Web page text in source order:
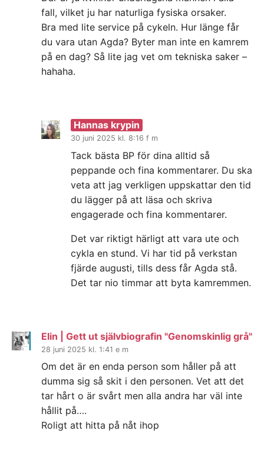
fall, vilket ju har naturliga fysiska orsaker.
Bra med lite service på cykeln. Hur länge får
du vara utan Agda? Byter man inte en kamrem
på en dag? Så lite jag vet om tekniska saker –
hahaha.
Hannas krypin
30 juni 2025 kl. 8:16 f m
Tack bästa BP för dina alltid så
peppande och fina kommentarer. Du ska
veta att jag verkligen uppskattar den tid
du lägger på att läsa och skriva
engagerade och fina kommentarer.
Det var riktigt härligt att vara ute och
cykla en stund. Vi har tid på verkstan
fjärde augusti, tills dess får Agda stå.
Det tar nio timmar att byta kamremmen.
Elin | Gett ut självbiografin "Genomskinlig grå"
28 juni 2025 kl. 1:41 e m
Om det är en enda person som håller på att
dumma sig så skit i den personen. Vet att det
tar hårt o är svårt men alla andra har väl inte
hållit på….
Roligt att hitta på nåt ihop